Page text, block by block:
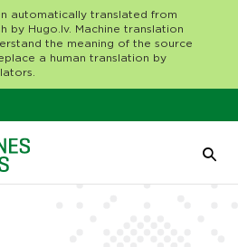
automatically translated from
by Hugo.lv. Machine translation
the meaning of the source
a human translation by